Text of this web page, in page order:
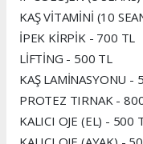
KAŞ VİTAMİNİ (10
İPEK KİRPİK - 700 TL
LİFTİNG - 500 TL
KAŞ LAMİNASYONU -
PROTEZ TIRNAK -
KALICI OJE (EL) - 500